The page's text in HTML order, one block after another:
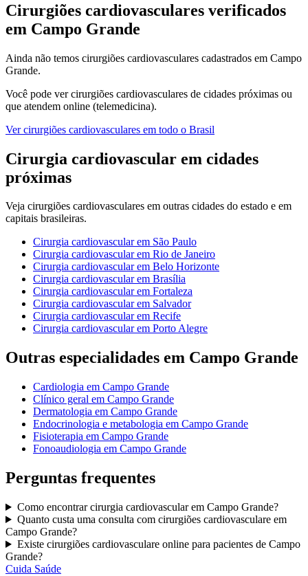
Cirurgiões cardiovasculares verificados
em Campo Grande
Ainda não temos cirurgiões cardiovasculares cadastrados em Campo
Grande.
Você pode vercirurgiões cardiovasculares de cidades próximas ou
que atendem online (telemedicina).
Vercirurgiões cardiovasculares em todo o Brasil
Cirurgia cardiovascular em cidades
próximas
Veja cirurgiões cardiovasculares em outras cidades do estado e em
capitais brasileiras.
Cirurgia cardiovascularem São Paulo
Cirurgia cardiovascularem Rio de Janeiro
Cirurgia cardiovascularem Belo Horizonte
Cirurgia cardiovascularem Brasília
Cirurgia cardiovascularem Fortaleza
Cirurgia cardiovascularem Salvador
Cirurgia cardiovascularem Recife
Cirurgia cardiovascularem Porto Alegre
Outras especialidades em Campo Grande
Cardiologia em Campo Grande
Clínico geral em Campo Grande
Dermatologia em Campo Grande
Endocrinologia e metabologia em Campo Grande
Fisioterapia em Campo Grande
Fonoaudiologia em Campo Grande
Perguntas frequentes
Como encontrarcirurgia cardiovascularem Campo Grande?
Quanto custa uma consulta com cirurgiões cardiovasculareem
Campo Grande?
Existe cirurgiões cardiovasculareonline para pacientes de Campo
Grande?
Cuida Saúde